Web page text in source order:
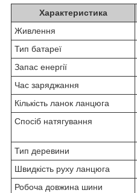
Характеристика
Живлення
Тип батареї
Запас енергії
Час заряджання
Кількість ланок ланцюга
Спосіб натягування
Тип деревини
Швидкість руху ланцюга
Робоча довжина шини